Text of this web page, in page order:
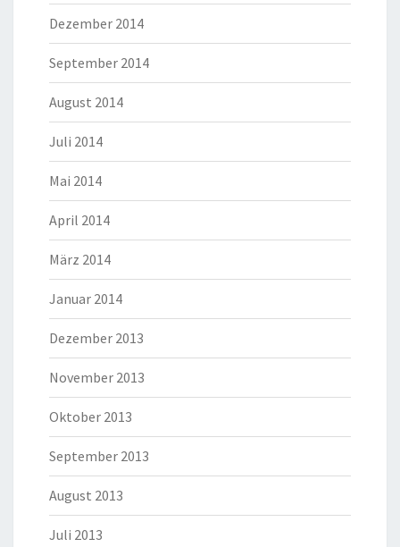
Dezember 2014
September 2014
August 2014
Juli 2014
Mai 2014
April 2014
März 2014
Januar 2014
Dezember 2013
November 2013
Oktober 2013
September 2013
August 2013
Juli 2013